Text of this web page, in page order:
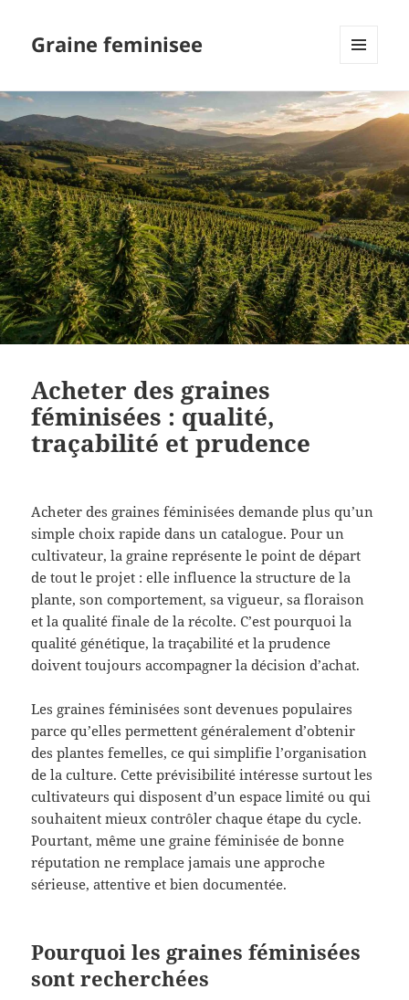
Graine feminisee
WIDGETS
Acheter des graines
féminisées : qualité,
traçabilité et prudence
Acheter des graines féminisées demande plus qu’un
simple choix rapide dans un catalogue. Pour un
cultivateur, la graine représente le point de départ
de tout le projet : elle influence la structure de la
plante, son comportement, sa vigueur, sa floraison
et la qualité finale de la récolte. C’est pourquoi la
qualité génétique, la traçabilité et la prudence
doivent toujours accompagner la décision d’achat.
Les graines féminisées sont devenues populaires
parce qu’elles permettent généralement d’obtenir
des plantes femelles, ce qui simplifie l’organisation
de la culture. Cette prévisibilité intéresse surtout les
cultivateurs qui disposent d’un espace limité ou qui
souhaitent mieux contrôler chaque étape du cycle.
Pourtant, même une graine féminisée de bonne
réputation ne remplace jamais une approche
sérieuse, attentive et bien documentée.
Pourquoi les graines féminisées
sont recherchées